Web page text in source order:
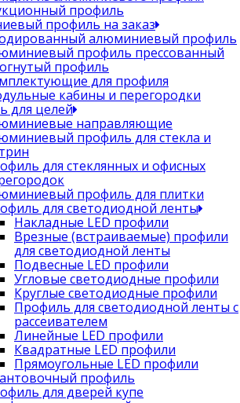
профиль
профиль на заказ
алюминиевый профиль
профиль прессованный
профиль
для профиля
кабины и перегородки
для целей
направляющие
профиль для стекла и
для стеклянных и офисных
профиль для плитки
для светодиодной ленты
Накладные LED профили
Врезные (встраиваемые) профили
для светодиодной ленты
Подвесные LED профили
Угловые светодиодные профили
Круглые светодиодные профили
Профиль для светодиодной ленты с
рассеивателем
Линейные LED профили
Квадратные LED профили
Прямоугольные LED профили
профиль
для дверей купе